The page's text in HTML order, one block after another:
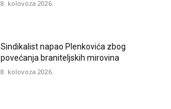
8. kolovoza 2026.
Sindikalist napao Plenkovića zbog
povećanja braniteljskih mirovina
8. kolovoza 2026.